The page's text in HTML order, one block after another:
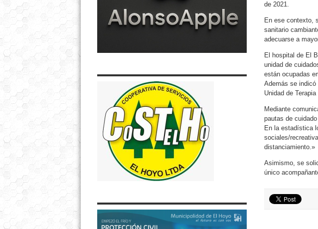
de 2021.
En ese contexto,
sanitario
adecuarse a
El hospital de El
unidad de
están ocupadas
Además se indicó
Unidad de
Mediante
pautas de
En la estadística
sociales/
distanciamiento.»
Asimismo, se
único